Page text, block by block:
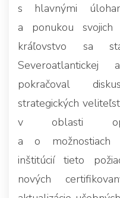
s hlavnými
a ponukou svojich
kráľovstvo sa
Severoatlantickej
pokračoval
strategických
v oblasti
a o možnostiach
inštitúcií tieto
nových